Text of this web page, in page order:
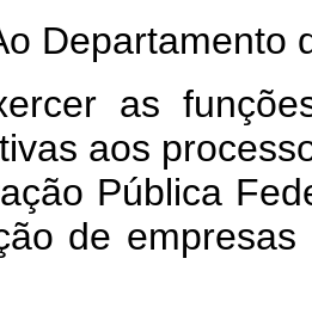
Departamento
as funções
aos
Pública
de